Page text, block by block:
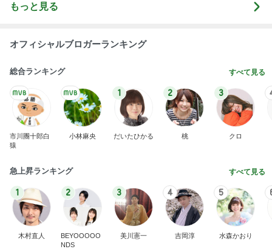
もっと見る
オフィシャルブロガーランキング
総合ランキング すべて見る
市川團十郎白
猿
小林麻央
1
だいたひかる
2
桃
3
クロ
急上昇ランキング すべて見る
1
木村直人
2
BEYOOOOO
NDS
3
美川憲一
4
吉岡淳
5
水森かおり